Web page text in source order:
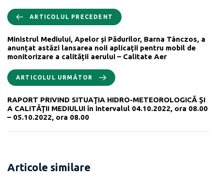
ARTICOLUL PRECEDENT
Ministrul Mediului, Apelor și Pădurilor, Barna Tánczos, a
anunțat astăzi lansarea noii aplicații pentru mobil de
monitorizare a calității aerului – Calitate Aer
ARTICOLUL URMĂTOR
RAPORT PRIVIND SITUAŢIA HIDRO-METEOROLOGICĂ ŞI
A CALITĂŢII MEDIULUI în intervalul 04.10.2022, ora 08.00
– 05.10.2022, ora 08.00
Articole similare